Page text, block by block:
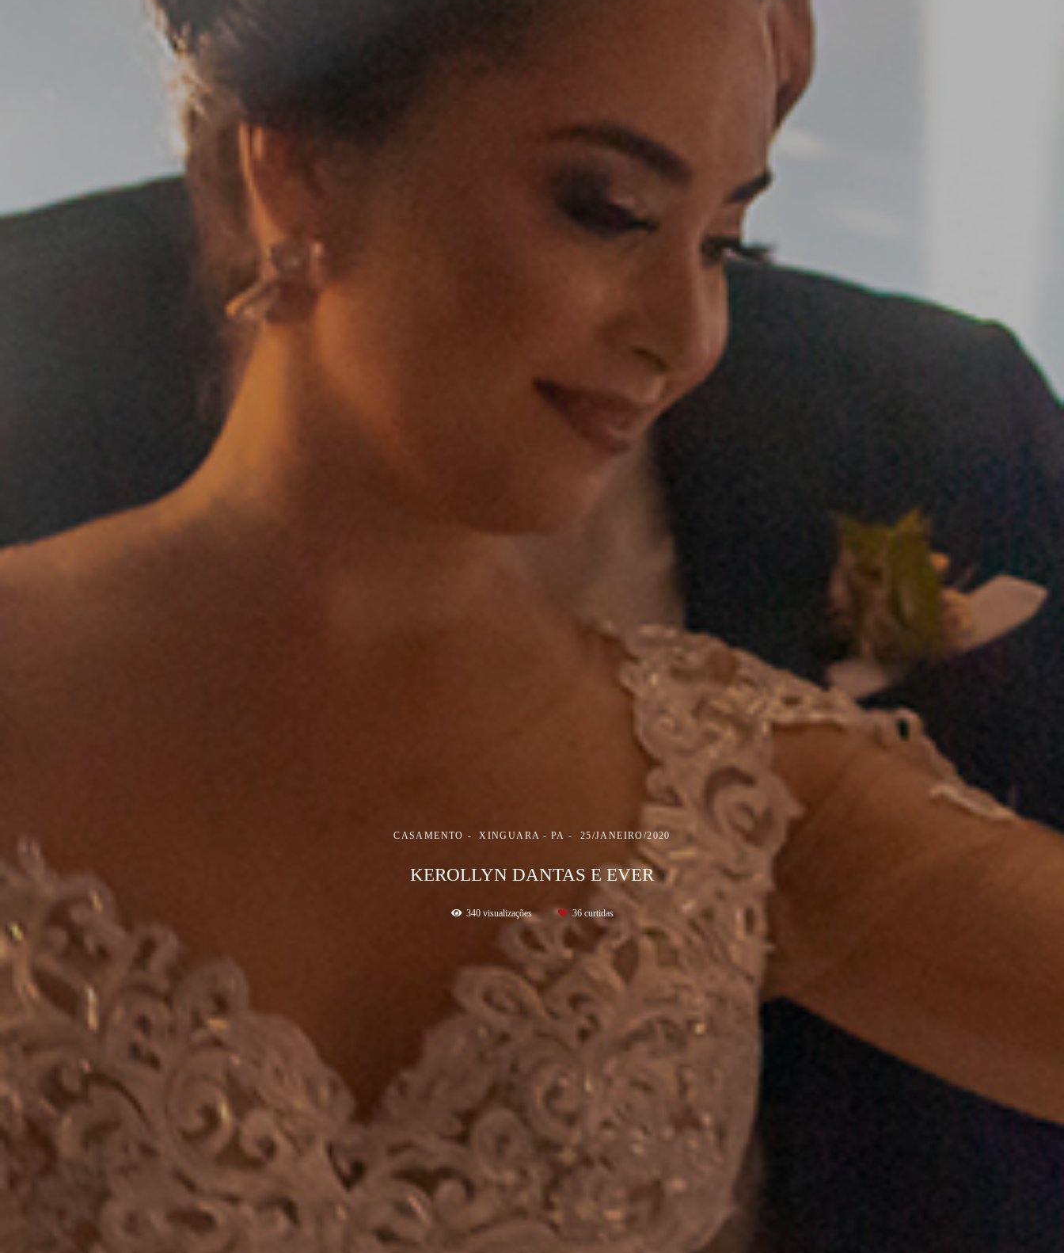
CASAMENTO XINGUARA - PA 25/JANEIRO/2020
KEROLLYN DANTAS E EVER
340visualizações 36curtidas